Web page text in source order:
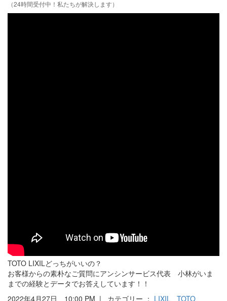
（24時間受付中！私たちが解決します）
TOTO LIXILどっちがいいの？
お客様からの素朴なご質問にアンシンサービス代表 小林がいま
までの経験とデータでお答えしています！！
2022年4月27日 10:00 PM | カテゴリー ： LIXIL TOTO